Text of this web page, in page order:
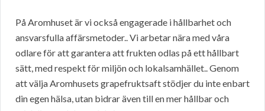
På Aromhuset är vi också engagerade i hållbarhet och
ansvarsfulla affärsmetoder.. Vi arbetar nära med våra
odlare för att garantera att frukten odlas på ett hållbart
sätt, med respekt för miljön och lokalsamhället.. Genom
att välja Aromhusets grapefruktsaft stödjer du inte enbart
din egen hälsa, utan bidrar även till en mer hållbar och